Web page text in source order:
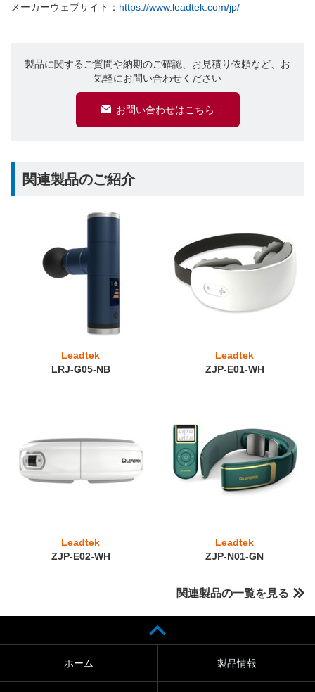
メーカーウェブサイト： https://www.leadtek.com/jp/
製品に関するご質問や納期のご確認、お見積り依頼など、お
気軽にお問い合わせください
お問い合わせはこちら
関連製品のご紹介
Leadtek
LRJ-G05-NB
Leadtek
ZJP-E01-WH
Leadtek
ZJP-E02-WH
Leadtek
ZJP-N01-GN
関連製品の一覧を見る
ホーム 製品情報